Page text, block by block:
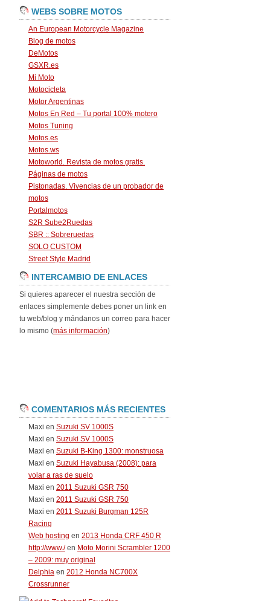
WEBS SOBRE MOTOS
An European Motorcycle Magazine
Blog de motos
DeMotos
GSXR.es
Mi Moto
Motocicleta
Motor Argentinas
Motos En Red – Tu portal 100% motero
Motos Tuning
Motos.es
Motos.ws
Motoworld. Revista de motos gratis.
Páginas de motos
Pistonadas. Vivencias de un probador de
motos
Portalmotos
S2R Sube2Ruedas
SBR :: Sobreruedas
SOLO CUSTOM
Street Style Madrid
INTERCAMBIO DE ENLACES
Si quieres aparecer el nuestra sección de
enlaces simplemente debes poner un link en
tu web/blog y mándanos un correo para hacer
lo mismo (más información)
COMENTARIOS MÁS RECIENTES
Maxi en Suzuki SV 1000S
Maxi en Suzuki SV 1000S
Maxi en Suzuki B-King 1300: monstruosa
Maxi en Suzuki Hayabusa (2008): para
volar a ras de suelo
Maxi en 2011 Suzuki GSR 750
Maxi en 2011 Suzuki GSR 750
Maxi en 2011 Suzuki Burgman 125R
Racing
Web hosting en 2013 Honda CRF 450 R
http://www./en Moto Morini Scrambler 1200
– 2009: muy original
Delphia en 2012 Honda NC700X
Crossrunner